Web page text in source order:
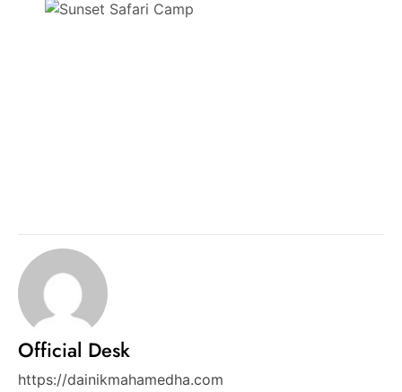
Official Desk
https://dainikmahamedha.com